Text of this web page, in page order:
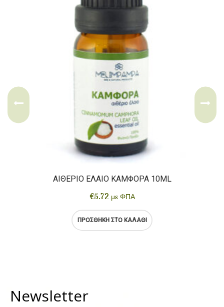
ΑΙΘΈΡΙΟ ΈΛΑΙΟ ΚΑΜΦΟΡΆ 10ML
€5.72 με ΦΠΑ
ΠΡΟΣΘΉΚΗ ΣΤΟ ΚΑΛΆΘΙ
Newsletter